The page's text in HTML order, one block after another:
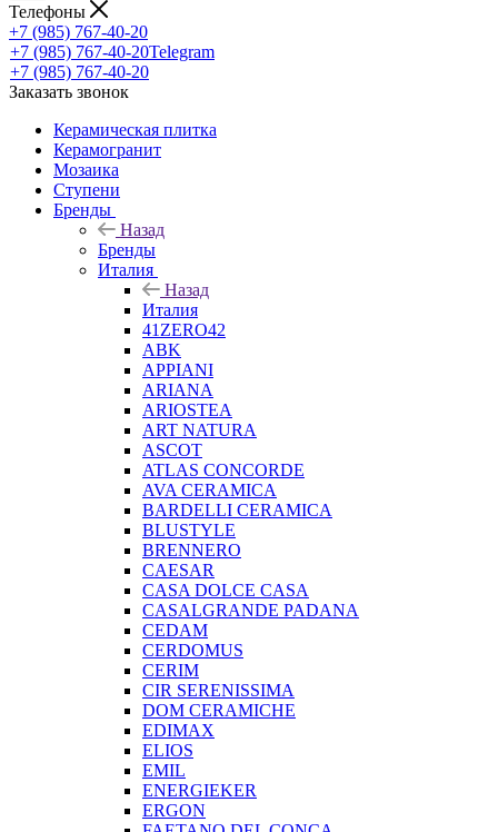
Телефоны
+7 (985) 767-40-20
+7 (985) 767-40-20Telegram
+7 (985) 767-40-20
Заказать звонок
Керамическая плитка
Керамогранит
Мозаика
Ступени
Бренды
Назад
Бренды
Италия
Назад
Италия
41ZERO42
ABK
APPIANI
ARIANA
ARIOSTEA
ART NATURA
ASCOT
ATLAS CONCORDE
AVA CERAMICA
BARDELLI CERAMICA
BLUSTYLE
BRENNERO
CAESAR
CASA DOLCE CASA
CASALGRANDE PADANA
CEDAM
CERDOMUS
CERIM
CIR SERENISSIMA
DOM CERAMICHE
EDIMAX
ELIOS
EMIL
ENERGIEKER
ERGON